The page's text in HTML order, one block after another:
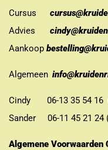
Cursus
Advies
Aankoop
Algemeen
Cindy 06-13 35 54 16
Sander 06-11 45 21 24
Algemene Voorwaarden